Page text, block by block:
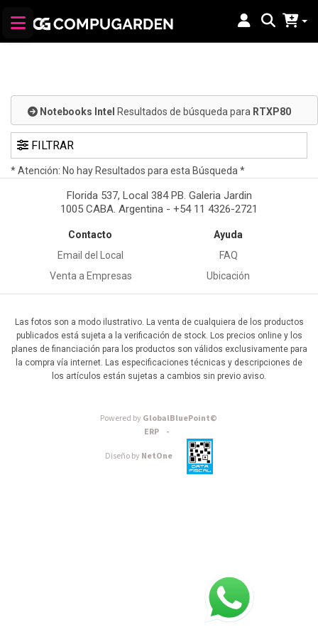
Notebooks Intel Resultados de búsqueda para RTXP80
FILTRAR
* Atención: No hay Resultados para esta Búsqueda *
Florida 537, Local 384 PB. Galeria Jardin
1005 CABA. Argentina - +54 11 4326-2721
Contacto
Email del Local
Venta a Empresas
Ayuda
FAQ
Ubicación
Las fotos son a modo ilustrativo. La venta de cualquiera de los productos
publicados está sujeta a la verificación de stock. Los precios online y los
planes de financiación para los productos son válidos exclusivamente para
la compra vía internet. Las especificaciones técnicas y descripciones de
los artículos están sujetas a cambios sin previo aviso.
Powered byGlobalBluePoint©
ERP -
Diseño byNetOne